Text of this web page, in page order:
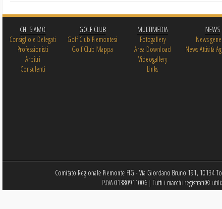
CHI SIAMO
Consiglio e Delegati
Professionisti
Arbitri
Consulenti
GOLF CLUB
Golf Club Piemontesi
Golf Club Mappa
MULTIMEDIA
Fotogallery
Area Download
Videogallery
Links
NEWS
News
News Attività
Comitato Regionale Piemonte FIG - Via Giordano Bruno 191, 10134
P.IVA 01380911006 | Tutti i marchi registrati®